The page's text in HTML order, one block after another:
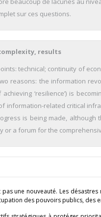
sur ces questions.
results
technical; continuity of
reasons: the information
‘resilience’) is
information-related critical
is being made,
or a forum for the
une nouveauté. Les
des pouvoirs publics, des